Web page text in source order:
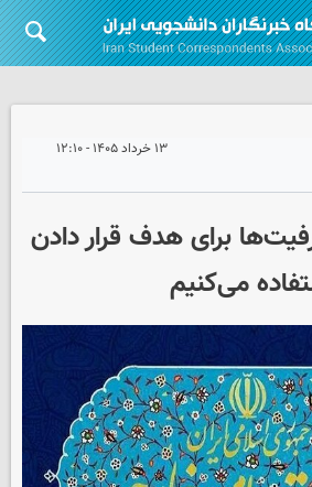
۱۳ خرداد ۱۴۰۵ - ۱۲:۱۰
برای هدف قرار دادن
می‌کنیم